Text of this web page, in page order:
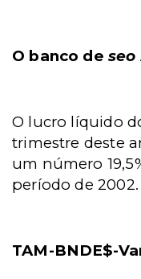
O banco deseo
O lucro líquido
trimestre deste
um número
período de 2002.
TAM-BNDE$-